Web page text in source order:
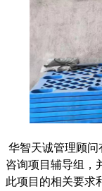
华智天诚管理顾
咨询项目辅导组，
此项目的相关要求